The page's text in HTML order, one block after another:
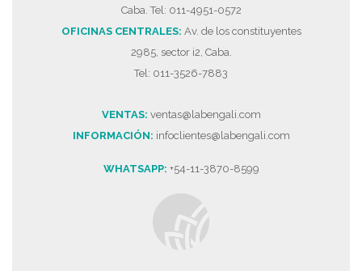
Caba. Tel: 011-4951-0572
OFICINAS CENTRALES: Av. de los constituyentes
2985, sector i2, Caba.
Tel: 011-3526-7883
VENTAS: ventas@labengali.com
INFORMACIÓN: infoclientes@labengali.com
WHATSAPP: +54-11-3870-8599